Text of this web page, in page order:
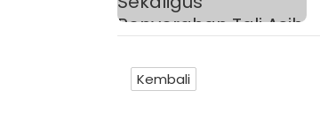
Kembali